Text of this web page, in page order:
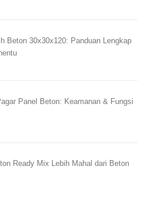
Beton 30x30x120: Panduan Lengkap
Panel Beton: Keamanan & Fungsi
Ready Mix Lebih Mahal dari Beton